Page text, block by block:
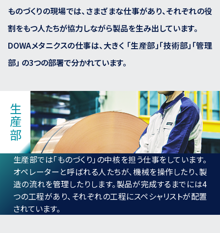
ものづくりの現場では、さまざまな仕事があり、それぞれの役
割をもつ人たちが協力しながら製品を生み出しています。
DOWAメタニクスの仕事は、大きく 「生産部」「技術部」「管理
部」 の3つの部署で分かれています。
生産部
生産部では「ものづくり」の中核を担う仕事をしています。
オペレーターと呼ばれる人たちが、機械を操作したり、製
造の流れを管理したりします。製品が完成するまでには4
つの工程があり、それぞれの工程にスペシャリストが配置
されています。